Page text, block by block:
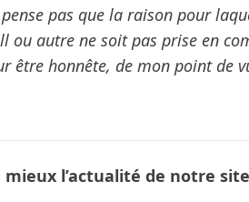
pense pas que la raison pour
ou autre ne soit pas prise en
être honnête, de mon point de
l’actualité de notre